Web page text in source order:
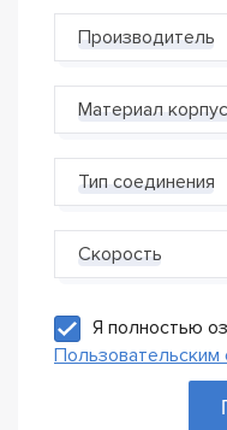
Производитель
Материал
Тип соединения
Скорость
Я полностью
Пользовательским